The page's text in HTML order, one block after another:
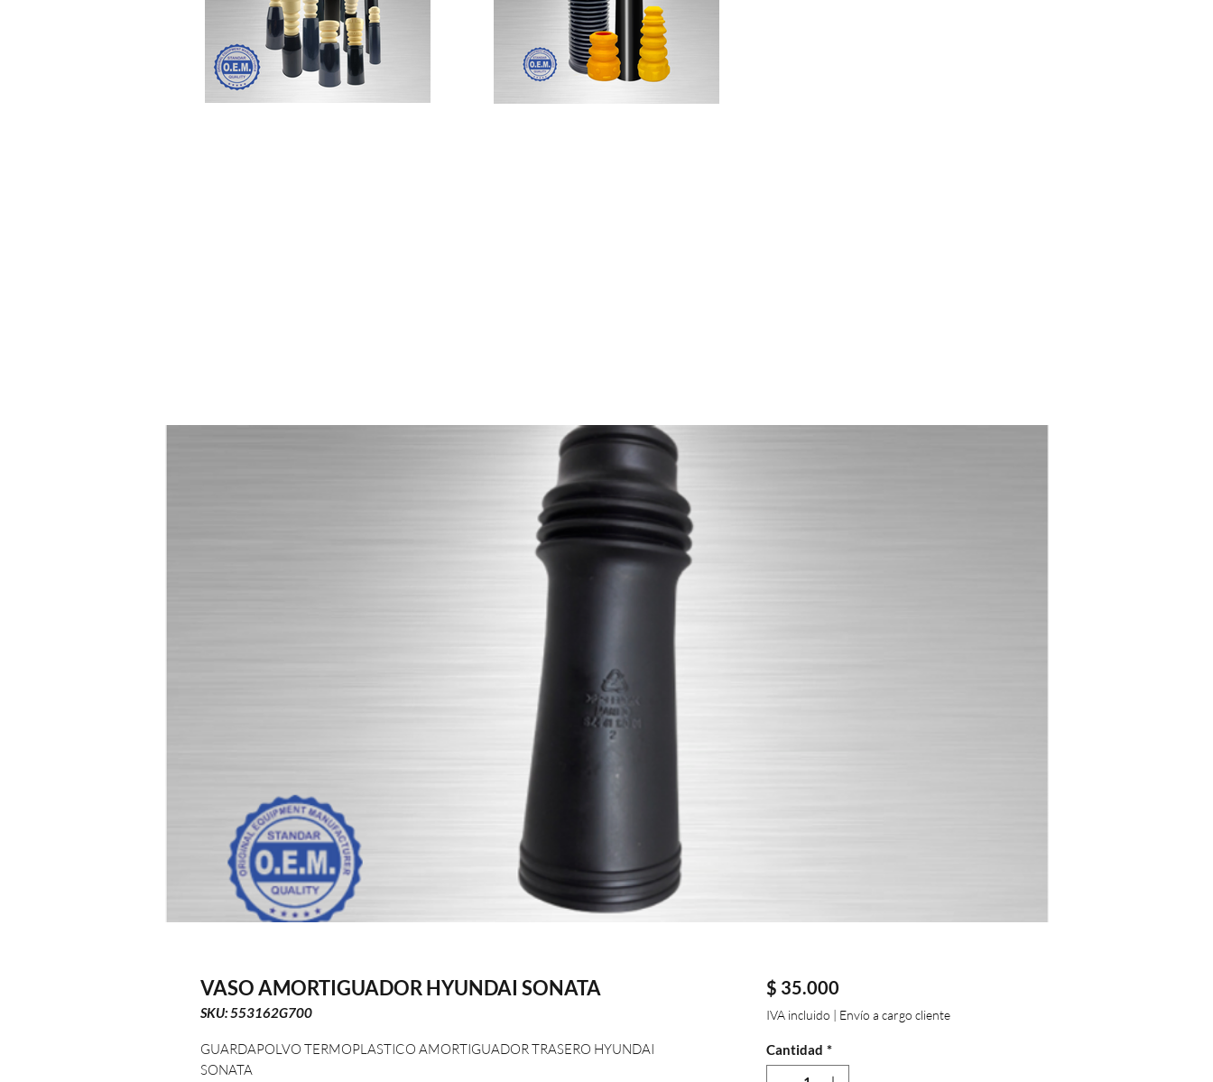
VASO AMORTIGUADOR HYUNDAI SONATA
SKU: 553162G700
GUARDAPOLVO TERMOPLASTICO AMORTIGUADOR TRASERO HYUNDAI
SONATA
$ 35.000Precio
IVA incluido | Envío a cargo cliente
Cantidad *